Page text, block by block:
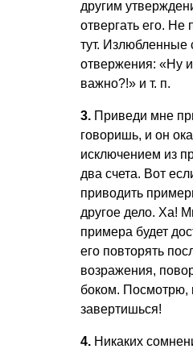
другим
отвергать его.
тут. Излюбленные
отвержения: «Ну
важно?!» и т. п.
3. Приведи мне
говоришь, и он
исключением из
два счета. Вот
приводить
другое дело. Ха!
примера будет
его повторять
возражения,
боком. Посмотрю,
завертишься!
4. Никаких